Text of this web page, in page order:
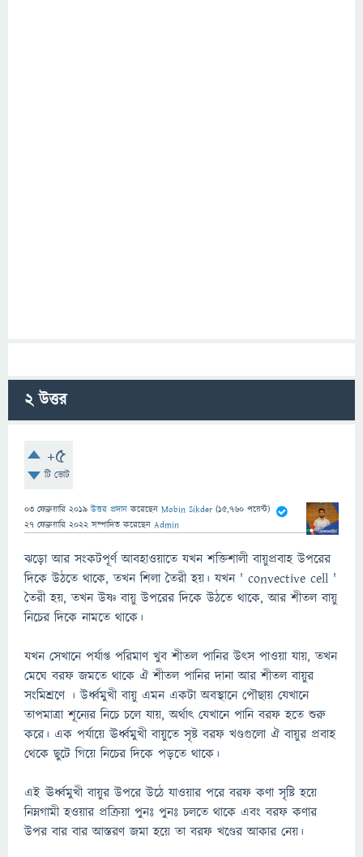
2উত্তর
+5
টি ভোট
03 ফেব্রুয়ারি 2019 উত্তর প্রদান করেছেন Mobin Sikder (15,760 পয়েন্ট)
27 ফেব্রুয়ারি 2022 সম্পাদিত করেছেন Admin
ঝড়ো আর সংকটপূর্ণ আবহাওয়াতে যখন শক্তিশালী বায়ুপ্রবাহ উপরের
দিকে উঠতে থাকে, তখন শিলা তৈরী হয়। যখন ' convective cell '
তৈরী হয়, তখন উষ্ণ বায়ু উপরের দিকে উঠতে থাকে, আর শীতল বায়ু
নিচের দিকে নামতে থাকে।
যখন সেখানে পর্যাপ্ত পরিমাণ খুব শীতল পানির উৎস পাওয়া যায়, তখন
মেঘে বরফ জমতে থাকে ঐ শীতল পানির দানা আর শীতল বায়ুর
সংমিশ্রণে । উর্ধ্বমুখী বায়ু এমন একটা অবস্থানে পৌছায় যেখানে
তাপমাত্রা শূন্যের নিচে চলে যায়, অর্থাৎ যেখানে পানি বরফ হতে শুরু
করে। এক পর্যায়ে ঊর্ধ্বমুখী বায়ুতে সৃষ্ট বরফ খণ্ডগুলো ঐ বায়ুর প্রবাহ
থেকে ছুটে গিয়ে নিচের দিকে পড়তে থাকে।
এই ঊর্ধ্বমুখী বায়ুর উপরে উঠে যাওয়ার পরে বরফ কণা সৃষ্টি হয়ে
নিম্নগামী হওয়ার প্রক্রিয়া পুনঃ পুনঃ চলতে থাকে এবং বরফ কণার
উপর বার বার আস্তরণ জমা হয়ে তা বরফ খণ্ডের আকার নেয়।